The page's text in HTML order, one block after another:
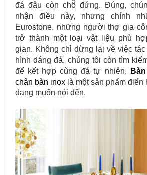
đá đâu còn chỗ đứng. Đúng,
nhận điều này, nhưng chính
Eurostone, những người thợ gia
trở thành một loại vật liệu phù
gian. Không chỉ dừng lại về việc tác
hình dáng đá, chúng tôi còn tìm
để kết hợp cùng đá tự nhiên.
chân bàn inox là một sản phẩm điển
đang muốn nói đến.